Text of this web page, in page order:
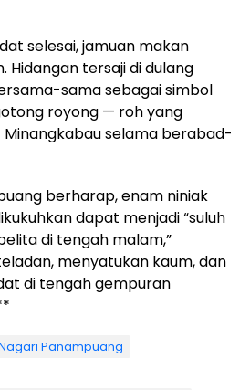
selesai, jamuan makan
Hidangan tersaji di dulang
sama sebagai simbol
royong — roh yang
selama berabad-
berharap, enam niniak
dapat menjadi “suluh
di tengah malam,”
menyatukan kaum, dan
di tengah gempuran
Panampuang